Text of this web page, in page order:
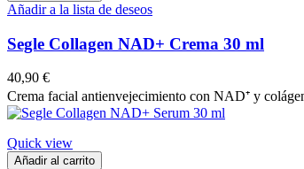
Añadir a la lista de deseos
Segle Collagen NAD+ Crema 30 ml
40,90 €
Crema facial antienvejecimiento con NAD⁺ y
Quick view
Añadir al carrito